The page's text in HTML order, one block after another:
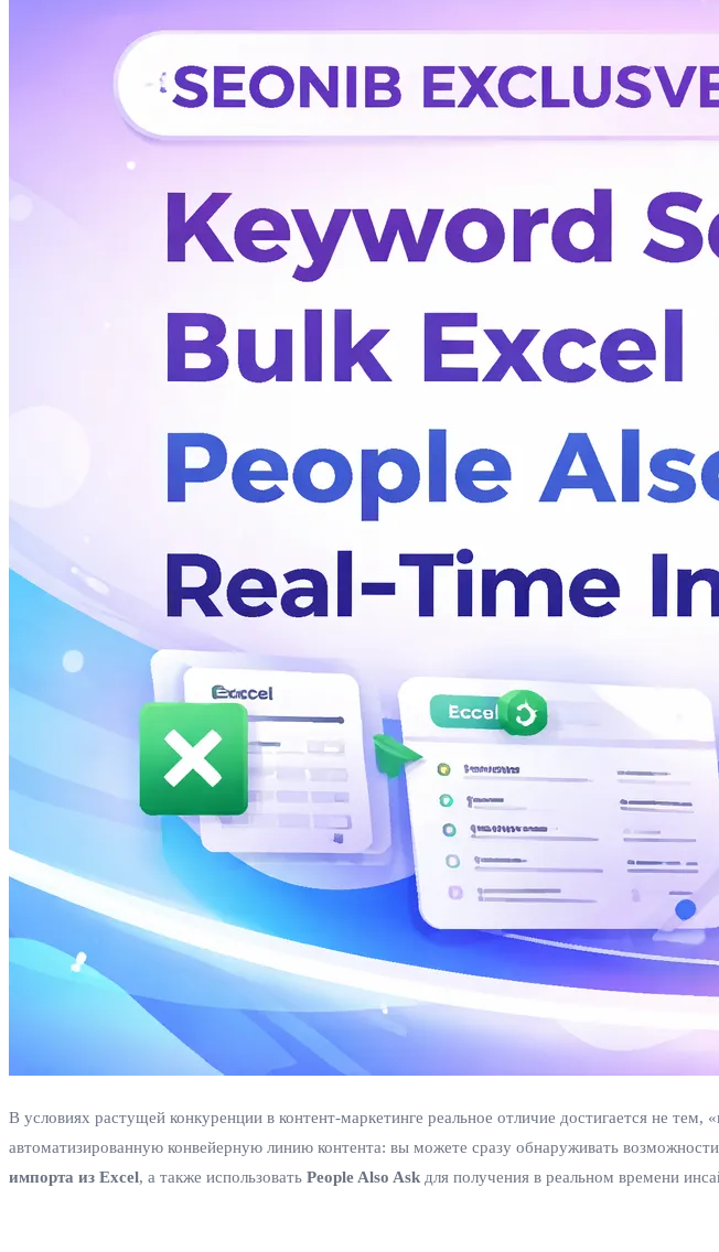
В условиях растущей конкуренции в контент‑маркетинге реальное отличие достигается не
автоматизированную конвейерную линию контента: вы можете сразу обнаруживать
импорта из Excel, а также использовать People Also Ask для получения в реальном времени